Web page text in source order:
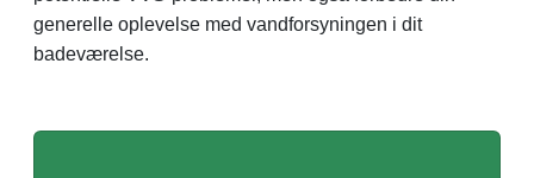
generelle oplevelse med vandforsyningen i dit
badeværelse.